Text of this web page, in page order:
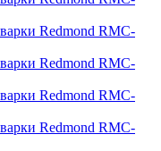
Redmond RMC-
Redmond RMC-
Redmond RMC-
Redmond RMC-